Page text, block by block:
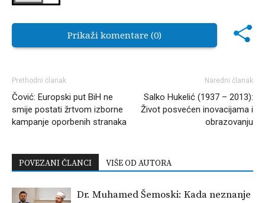
Prikaži komentare (0)
Prethodni članak
Čović: Europski put BiH ne
smije postati žrtvom izborne
kampanje oporbenih stranaka
Naredni članak
Salko Hukelić (1937 – 2013):
Život posvećen inovacijama i
obrazovanju
POVEZANI ČLANCI VIŠE OD AUTORA
Dr. Muhamed Šemoski: Kada neznanje